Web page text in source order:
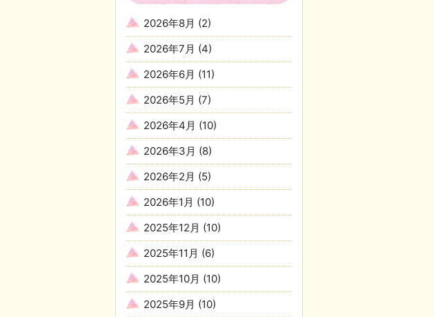
2026年8月 (2)
2026年7月 (4)
2026年6月 (11)
2026年5月 (7)
2026年4月 (10)
2026年3月 (8)
2026年2月 (5)
2026年1月 (10)
2025年12月 (10)
2025年11月 (6)
2025年10月 (10)
2025年9月 (10)